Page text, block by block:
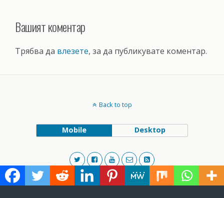
Вашият коментар
Трябва да влезете, за да публикувате коментар.
Back to top
Mobile Desktop